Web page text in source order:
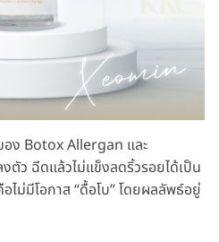
ง Botox Allergan และ
ตัว ฉีดแล้วไม่แข็งลดริ้วรอยได้เป็น
ม่มีโอกาส “ดื้อโบ” โดยผลลัพธ์อยู่